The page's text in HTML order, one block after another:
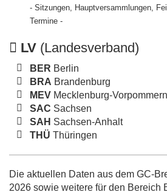
- Sitzungen, Hauptversammlungen,
Termine -
LV (Landesverband)
BER Berlin
BRA Brandenburg
MEV Mecklenburg-Vorpommern
SAC Sachsen
SAH Sachsen-Anhalt
THÜ Thüringen
Die aktuellen Daten aus dem GC-
2026 sowie weitere für den Bereich